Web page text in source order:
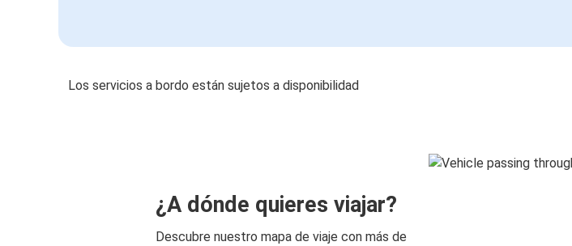
Los servicios a bordo están sujetos a disponibilidad
¿A dónde quieres viajar?
Descubre nuestro mapa de viaje con más de